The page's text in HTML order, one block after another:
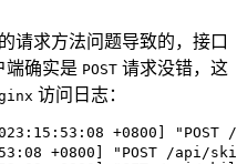
请求方法问题导致的，接口
端确实是 POST 请求没错，这
访问日志：
+0800]
+0800] "POST /api/